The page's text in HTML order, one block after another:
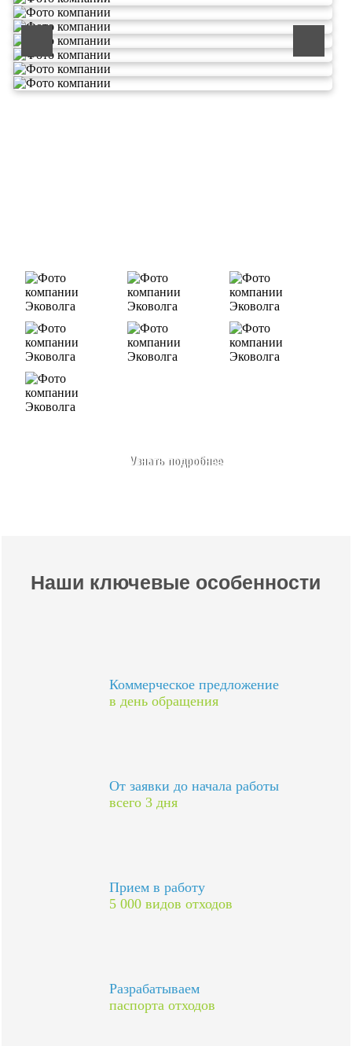
ООО «ЭКОВОЛГА» является современной и быстроразвивающейся
Узнать подробнее
Наши ключевые особенности
Коммерческое предложение
в день обращения
От заявки до начала работы
всего 3 дня
Прием в работу
5 000 видов отходов
Разрабатываем
паспорта отходов